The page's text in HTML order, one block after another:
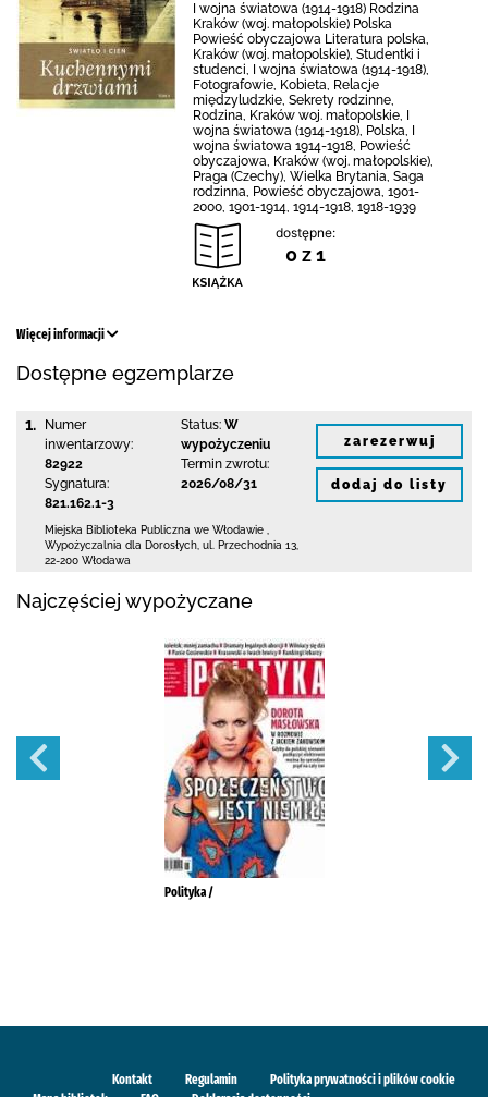
I wojna światowa (1914-1918) Rodzina
Kraków (woj. małopolskie) Polska
Powieść obyczajowa Literatura polska,
Kraków (woj. małopolskie), Studentki i
studenci, I wojna światowa (1914-1918),
Fotografowie, Kobieta, Relacje
międzyludzkie, Sekrety rodzinne,
Rodzina, Kraków woj. małopolskie, I
wojna światowa (1914-1918), Polska, I
wojna światowa 1914-1918, Powieść
obyczajowa, Kraków (woj. małopolskie),
Praga (Czechy), Wielka Brytania, Saga
rodzinna, Powieść obyczajowa, 1901-
2000, 1901-1914, 1914-1918, 1918-1939
dostępne:
0 z 1
Więcej informacji
Dostępne egzemplarze
1.
Numer
inwentarzowy:
82922
Sygnatura:
821.162.1-3
Status: W
wypożyczeniu
Termin zwrotu:
2026/08/31
Miejska Biblioteka Publiczna we Włodawie
Wypożyczalnia dla Dorosłych, ul. Przechodnia 13
22-200 Włodawa
zarezerwuj
dodaj do listy
Najczęściej wypożyczane
Polityka /
Kontakt Regulamin
Polityka prywatności i plików cookie